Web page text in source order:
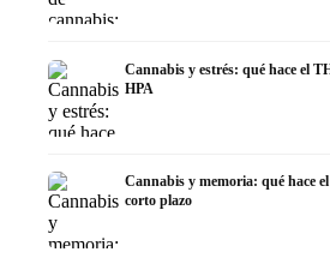
Cannabis y estrés: qué hace el
HPA
Cannabis y memoria: qué hace
corto plazo